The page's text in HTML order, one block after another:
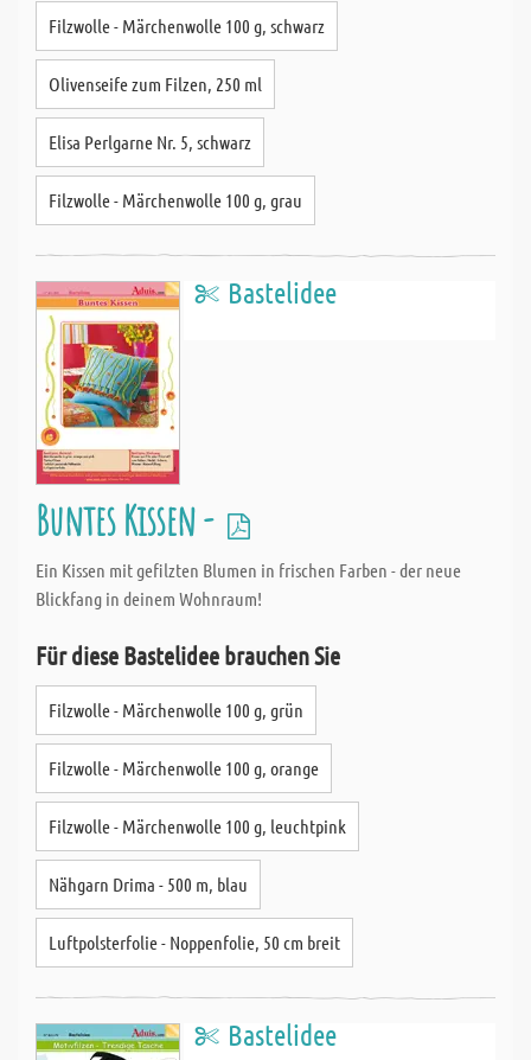
Filzwolle - Märchenwolle 100 g, schwarz
Olivenseife zum Filzen, 250 ml
Elisa Perlgarne Nr. 5, schwarz
Filzwolle - Märchenwolle 100 g, grau
Bastelidee
Buntes Kissen -
Ein Kissen mit gefilzten Blumen in frischen Farben - der neue
Blickfang in deinem Wohnraum!
Für diese Bastelidee brauchen Sie
Filzwolle - Märchenwolle 100 g, grün
Filzwolle - Märchenwolle 100 g, orange
Filzwolle - Märchenwolle 100 g, leuchtpink
Nähgarn Drima - 500 m, blau
Luftpolsterfolie - Noppenfolie, 50 cm breit
Bastelidee